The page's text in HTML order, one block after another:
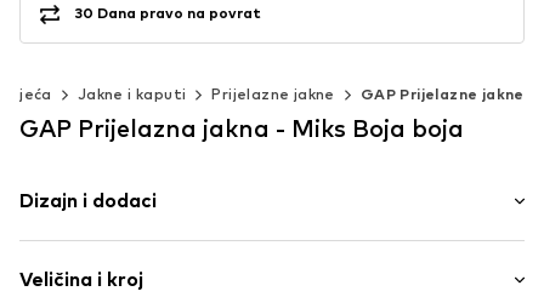
30 Dana pravo na povrat
Jakne i kaputi Prijelazne jakne GAP Prijelazne jakne
GAP Prijelazna jakna - Miks Boja boja
Dizajn i dodaci
Elastični struk/rub
Veličina i kroj